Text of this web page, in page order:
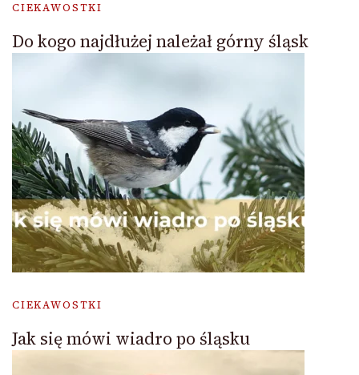
CIEKAWOSTKI
Do kogo najdłużej należał górny śląsk
CIEKAWOSTKI
Jak się mówi wiadro po śląsku